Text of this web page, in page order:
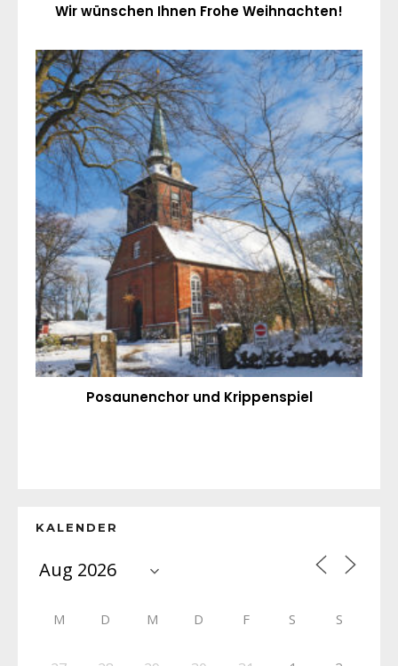
Wir wünschen Ihnen Frohe Weihnachten!
Posaunenchor und Krippenspiel
KALENDER
M D M D F S S